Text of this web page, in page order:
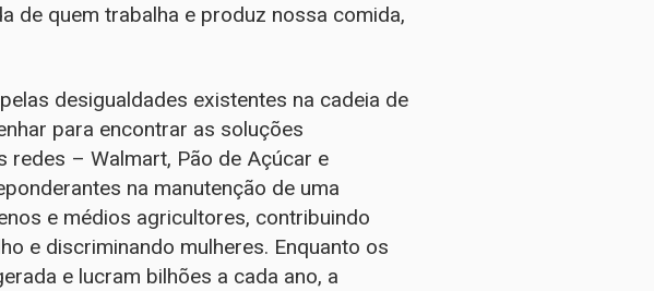
de quem trabalha e produz nossa comida,
desigualdades existentes na cadeia de
para encontrar as soluções
redes – Walmart, Pão de Açúcar e
na manutenção de uma
e médios agricultores, contribuindo
e discriminando mulheres. Enquanto os
e lucram bilhões a cada ano, a